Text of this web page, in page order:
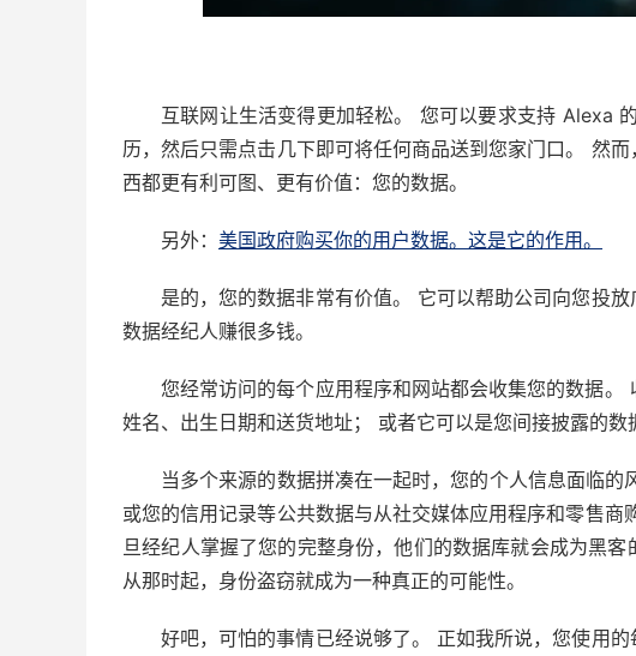
互联网让生活变得更加轻松。 您可以要求支持 Alexa
历，然后只需点击几下即可将任何商品送到您家门口。 然
西都更有利可图、更有价值：您的数据。
另外： 美国政府购买你的用户数据。这是它的作用。
是的，您的数据非常有价值。 它可以帮助公司向您投
数据经纪人赚很多钱。
您经常访问的每个应用程序和网站都会收集您的数据
姓名、出生日期和送货地址； 或者它可以是您间接披露的数
当多个来源的数据拼凑在一起时，您的个人信息面临
或您的信用记录等公共数据与从社交媒体应用程序和零售
旦经纪人掌握了您的完整身份，他们的数据库就会成为黑客
从那时起，身份盗窃就成为一种真正的可能性。
好吧，可怕的事情已经说够了。 正如我所说，您使用